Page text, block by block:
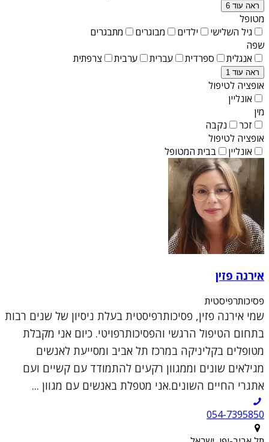
ראה עוד 6
מטופל
גיל השלישי
ילדים מבוגרים
מתבגרים
שפה
אנגלית
ספרדית עברית ערבית צרפתית
ראה עוד 1
אופציה לטיפול
אונליין
מין
זכר
נקבה
אופציה לטיפול
אונליין
בבית המטופל
אירנה פזין
פסיכותרפיסטית
שמי אירנה פזין, פסיכותרפיסטית בעלת ניסיון של שנים רבות
בתחום הטיפול הרגשי והפסיכותרפויטי. כיום אני מקבלת
מטופלים בקליניקה במרכז תל אביב ומסייעת לאנשים
מגילאים שונים וממגוון רקעים להתמודד עם קשיים ועם
אתגרי החיים השונים.אני מטפלת באנשים עם מגוון ...
054-7395850